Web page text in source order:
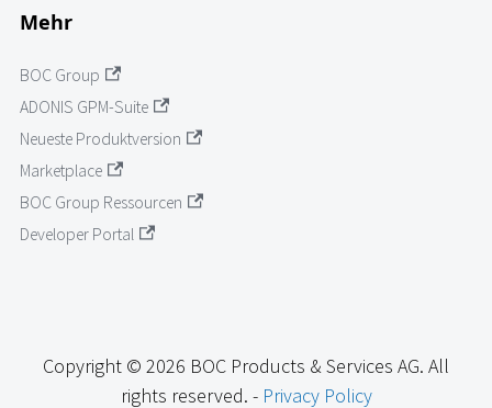
Mehr
BOC Group
ADONIS GPM-Suite
Neueste Produktversion
Marketplace
BOC Group Ressourcen
Developer Portal
Copyright © 2026 BOC Products & Services AG. All
rights reserved. - Privacy Policy